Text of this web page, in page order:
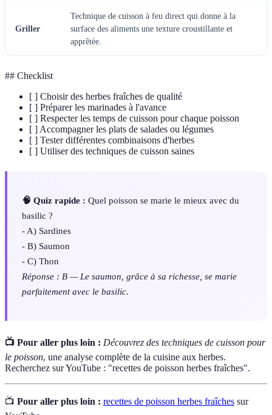
Griller
Technique de cuisson à feu direct qui donne à la
surface des aliments une texture croustillante et
apprêtée.
## Checklist
[ ] Choisir des herbes fraîches de qualité
[ ] Préparer les marinades à l'avance
[ ] Respecter les temps de cuisson pour chaque poisson
[ ] Accompagner les plats de salades ou légumes
[ ] Tester différentes combinaisons d'herbes
[ ] Utiliser des techniques de cuisson saines
🧠 Quiz rapide : Quel poisson se marie le mieux avec du
basilic ?
- A) Sardines
- B) Saumon
- C) Thon
Réponse : B — Le saumon, grâce à sa richesse, se marie
parfaitement avec le basilic.
📺 Pour aller plus loin : Découvrez des techniques de cuisson pour
le poisson, une analyse complète de la cuisine aux herbes.
Recherchez sur YouTube : "recettes de poisson herbes fraîches".
📺 Pour aller plus loin : recettes de poisson herbes fraîches sur